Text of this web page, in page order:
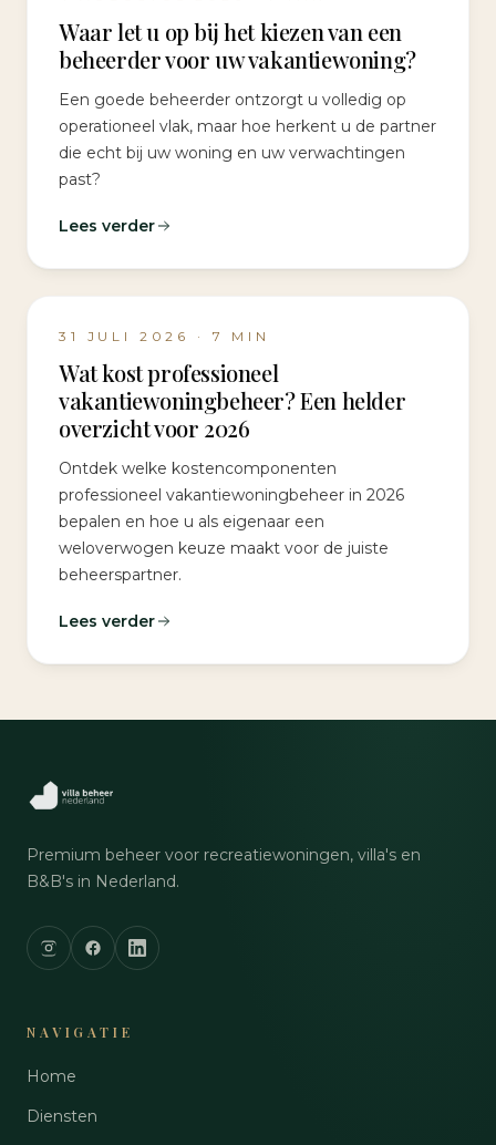
Waar let u op bij het kiezen van een
beheerder voor uw vakantiewoning?
Een goede beheerder ontzorgt u volledig op
operationeel vlak, maar hoe herkent u de partner
die echt bij uw woning en uw verwachtingen
past?
Lees verder
31 JULI 2026 · 7 MIN
Wat kost professioneel
vakantiewoningbeheer? Een helder
overzicht voor 2026
Ontdek welke kostencomponenten
professioneel vakantiewoningbeheer in 2026
bepalen en hoe u als eigenaar een
weloverwogen keuze maakt voor de juiste
beheerspartner.
Lees verder
Premium beheer voor recreatiewoningen, villa's en
B&B's in Nederland.
NAVIGATIE
Home
Diensten